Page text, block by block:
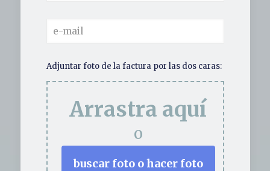
Adjuntar foto de la factura por las dos caras:
Arrastra aquí
o
buscar foto o hacer foto